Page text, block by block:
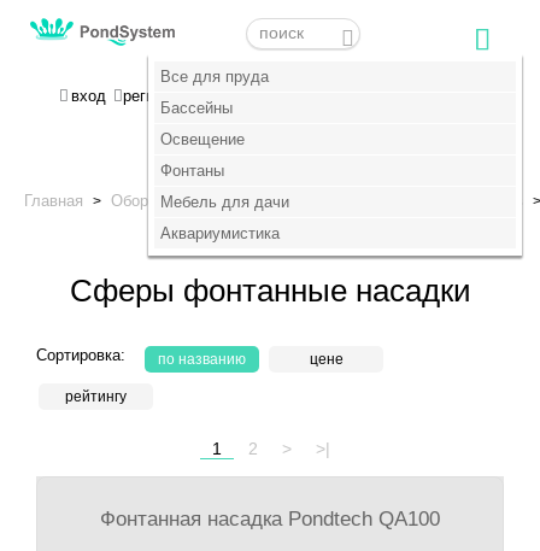
Все для пруда
Бассейны
Освещение
Фонтаны
Мебель для дачи
Аквариумистика
Все для пруда
Бассейны
Освещение
Фонтаны
Мебель для дачи
Аквариумистика
вход регистрация
+7 (495) 647-14-07
Главная > Оборудование для фонтанов
>
Сферы фонтанные насадки
Сортировка: по названию цене
рейтингу
1 2 > >|
Фонтанная насадка Pondtech QA100